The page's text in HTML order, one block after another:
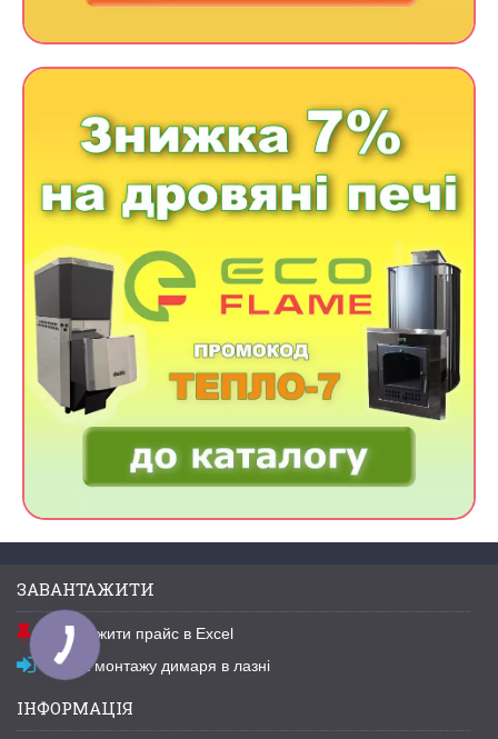
ЗАВАНТАЖИТИ
Завантажити прайс в Excel
Схема монтажу димаря в лазні
ІНФОРМАЦІЯ